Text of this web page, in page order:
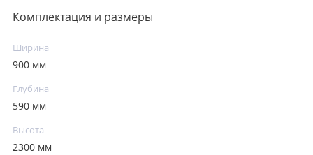
Комплектация и размеры
Ширина
900 мм
Глубина
590 мм
Высота
2300 мм